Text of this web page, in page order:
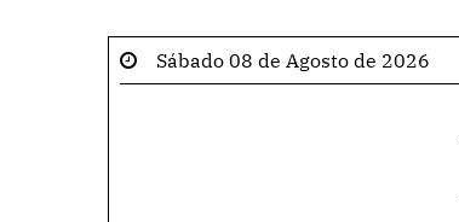
Sábado 08 de Agosto de 2026